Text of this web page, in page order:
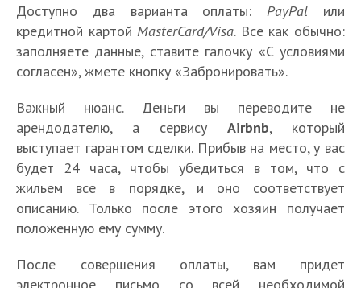
Доступно два варианта оплаты:PayPal или
кредитной картойMasterCard/Visa. Все как обычно:
заполняете данные, ставите галочку «С условиями
согласен», жмете кнопку «Забронировать».
Важный нюанс. Деньги вы переводите не
арендодателю, а сервису Airbnb, который
выступает гарантом сделки. Прибыв на место, у вас
будет 24 часа, чтобы убедиться в том, что с
жильем все в порядке, и оно соответствует
описанию. Только после этого хозяин получает
положенную ему сумму.
После совершения оплаты, вам придет
электронное письмо со всей необходимой